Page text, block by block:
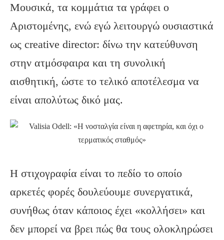
Μουσικά, τα κομμάτια τα γράφει ο
Αριστομένης, ενώ εγώ λειτουργώ ουσιαστικά
ως creative director: δίνω την κατεύθυνση
στην ατμόσφαιρα και τη συνολική
αισθητική, ώστε το τελικό αποτέλεσμα να
είναι απολύτως δικό μας.
Η στιχογραφία είναι το πεδίο το οποίο
αρκετές φορές δουλεύουμε συνεργατικά,
συνήθως όταν κάποιος έχει «κολλήσει» και
δεν μπορεί να βρει πώς θα τους ολοκληρώσει